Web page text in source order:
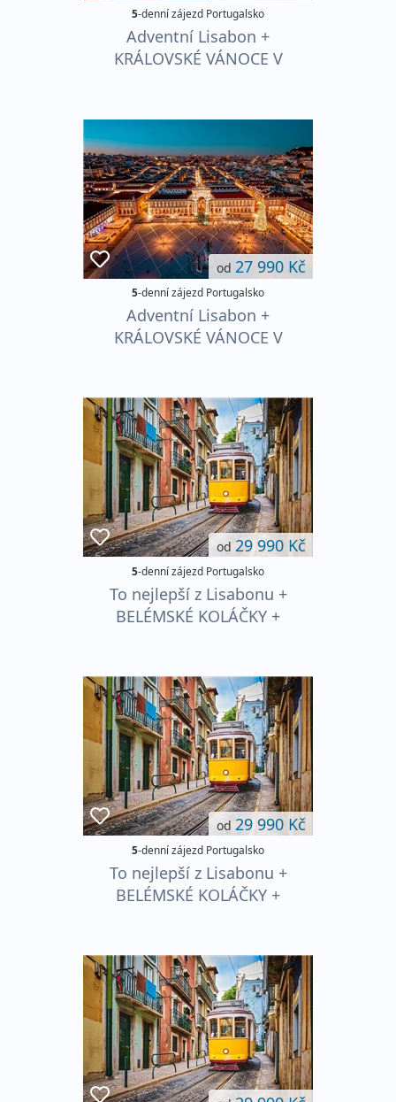
5-denní zájezd Portugalsko
Adventní Lisabon +
KRÁLOVSKÉ VÁNOCE V
od 27 990 Kč
5-denní zájezd Portugalsko
Adventní Lisabon +
KRÁLOVSKÉ VÁNOCE V
od 29 990 Kč
5-denní zájezd Portugalsko
To nejlepší z Lisabonu +
BELÉMSKÉ KOLÁČKY +
od 29 990 Kč
5-denní zájezd Portugalsko
To nejlepší z Lisabonu +
BELÉMSKÉ KOLÁČKY +